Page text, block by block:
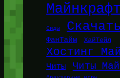
Майнкрафт
Сиды Скачать
ФанТайм ХайТейл
Хостинг
Читы Читы